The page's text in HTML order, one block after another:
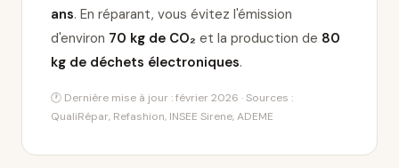
ans. En réparant, vous évitez l'émission
d'environ 70 kg de CO₂ et la production de 80
kg de déchets électroniques.
🕐 Dernière mise à jour : février 2026 · Sources :
QualiRépar, Refashion, INSEE Sirene, ADEME